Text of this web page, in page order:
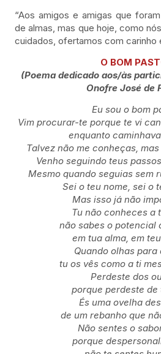
“Aos amigos e amigas que
de almas, mas que hoje, como
cuidados, ofertamos com carinho
O BOM
(Poema dedicado aos/às
Onofre José de
Eu sou o bom
Vim procurar-te porque te vi
enquanto
Talvez não me conheças,
Venho seguindo teus
Mesmo quando seguias sem
Sei o teu nome, sei o
Mas isso já não
Tu não conheces a
não sabes o potencial
em tua alma, em
Quando olhas para
tu os vês como a ti
Perdeste dos
porque perdeste de
És uma ovelha
de um rebanho que
Não sentes o
porque